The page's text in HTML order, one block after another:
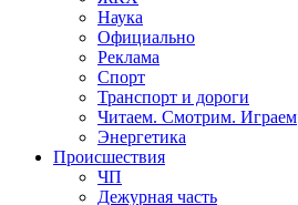
Наука
Официально
Реклама
Спорт
Транспорт и дороги
Читаем. Смотрим. Играем
Энергетика
Происшествия
ЧП
Дежурная часть